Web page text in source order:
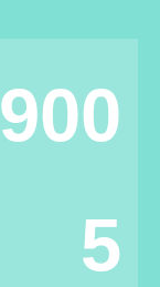
900
5